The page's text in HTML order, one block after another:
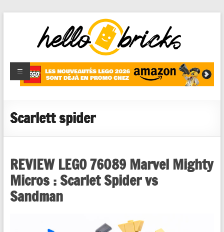
HelloBricks
Blog LEGO,
nouveaut�s
reviews
Scarlett spider
REVIEW LEGO 76089 Marvel Mighty
Micros : Scarlet Spider vs
Sandman